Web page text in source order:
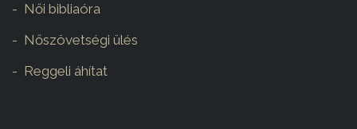
Női bibliaóra
Nőszövetségi ülés
Reggeli áhítat